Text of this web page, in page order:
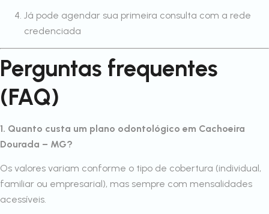
Já pode agendar sua primeira consulta com a rede
credenciada
Perguntas frequentes
(FAQ)
1. Quanto custa um plano odontológico em Cachoeira
Dourada – MG?
Os valores variam conforme o tipo de cobertura (individual,
familiar ou empresarial), mas sempre com mensalidades
acessíveis.